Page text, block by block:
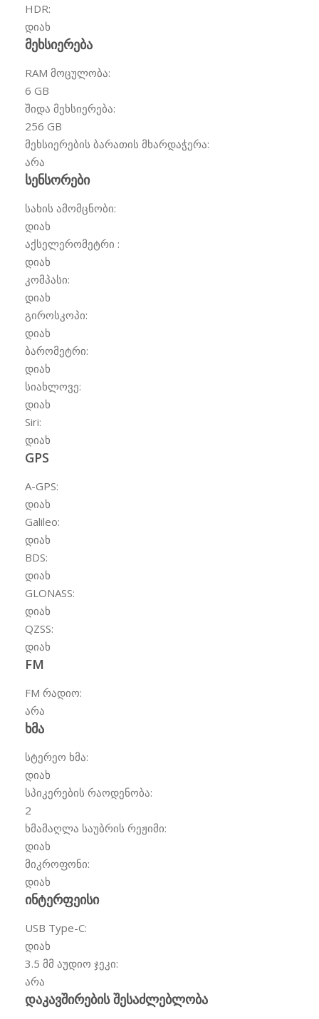
HDR:
დიახ
მეხსიერება
RAM მოცულობა:
6 GB
შიდა მეხსიერება:
256 GB
მეხსიერების ბარათის მხარდაჭერა:
არა
სენსორები
სახის ამომცნობი:
დიახ
აქსელერომეტრი :
დიახ
კომპასი:
დიახ
გიროსკოპი:
დიახ
ბარომეტრი:
დიახ
სიახლოვე:
დიახ
Siri:
დიახ
GPS
A-GPS:
დიახ
Galileo:
დიახ
BDS:
დიახ
GLONASS:
დიახ
QZSS:
დიახ
FM
FM რადიო:
არა
ხმა
სტერეო ხმა:
დიახ
სპიკერების რაოდენობა:
2
ხმამაღლა საუბრის რეჟიმი:
დიახ
მიკროფონი:
დიახ
ინტერფეისი
USB Type-C:
დიახ
3.5 მმ აუდიო ჯეკი:
არა
დაკავშირების შესაძლებლობა